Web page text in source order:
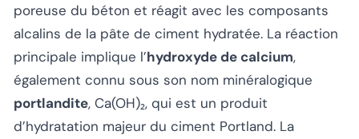
poreuse du béton et réagit avec les composants
alcalins de la pâte de ciment hydratée. La réaction
principale implique l’hydroxyde de calcium,
également connu sous son nom minéralogique
portlandite, Ca(OH)₂, qui est un produit
d’hydratation majeur du ciment Portland. La